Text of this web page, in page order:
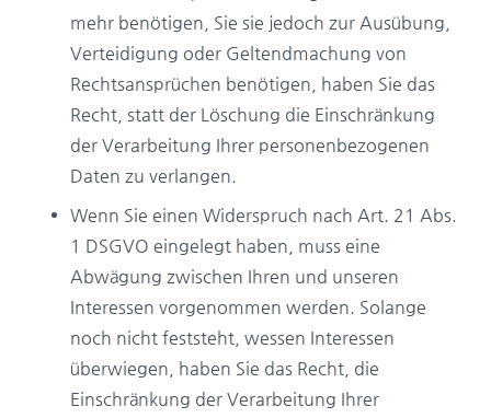
mehr benötigen, Sie sie jedoch zur Ausübung,
Verteidigung oder Geltendmachung von
Rechtsansprüchen benötigen, haben Sie das
Recht, statt der Löschung die Einschränkung
der Verarbeitung Ihrer personenbezogenen
Daten zu verlangen.
Wenn Sie einen Widerspruch nach Art. 21 Abs.
1 DSGVO eingelegt haben, muss eine
Abwägung zwischen Ihren und unseren
Interessen vorgenommen werden. Solange
noch nicht feststeht, wessen Interessen
überwiegen, haben Sie das Recht, die
Einschränkung der Verarbeitung Ihrer